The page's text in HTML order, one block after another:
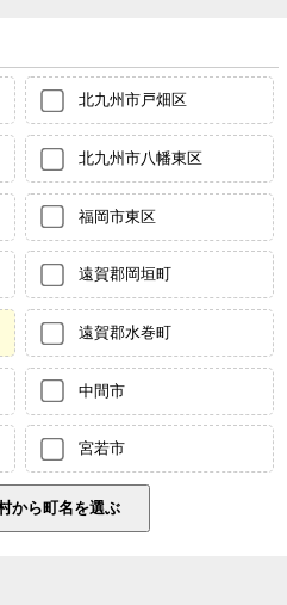
北九州市戸畑区
北九州市八幡東区
福岡市東区
遠賀郡岡垣町
遠賀郡水巻町
中間市
宮若市